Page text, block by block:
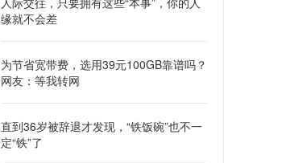
缘就不会差
为节省宽带费，选用39元100GB靠谱吗？
网友：等我转网
直到36岁被辞退才发现，“铁饭碗”也不一
定“铁”了